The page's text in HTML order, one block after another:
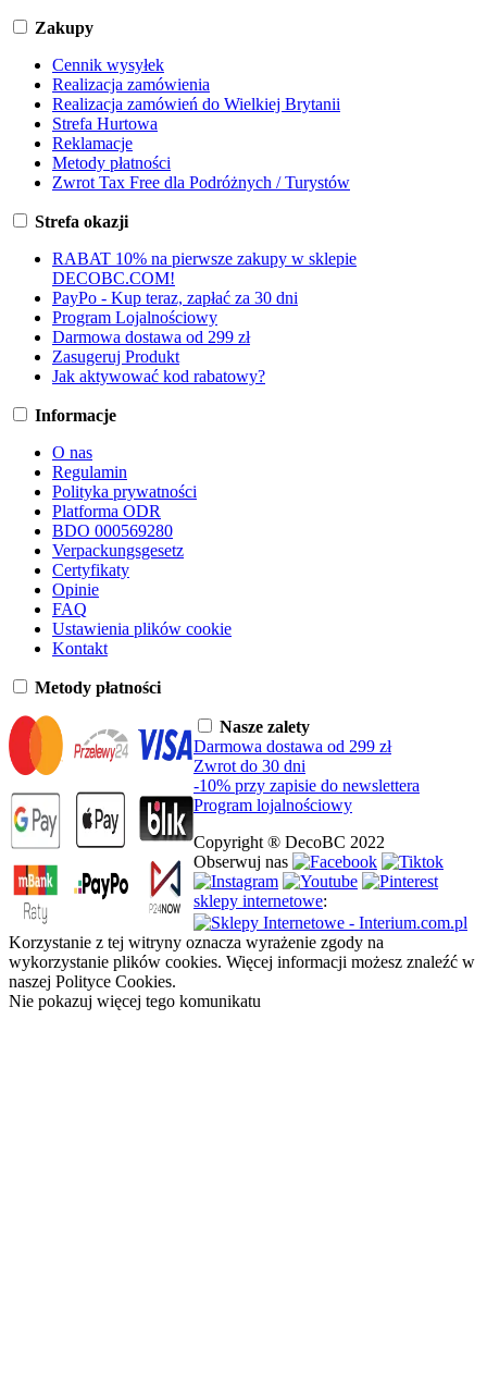
Zakupy
Cennik wysyłek
Realizacja zamówienia
Realizacja zamówień do Wielkiej Brytanii
Strefa Hurtowa
Reklamacje
Metody płatności
Zwrot Tax Free dla Podróżnych / Turystów
Strefa okazji
RABAT 10% na pierwsze zakupy w sklepie
DECOBC.COM!
PayPo - Kup teraz, zapłać za 30 dni
Program Lojalnościowy
Darmowa dostawa od 299 zł
Zasugeruj Produkt
Jak aktywować kod rabatowy?
Informacje
O nas
Regulamin
Polityka prywatności
Platforma ODR
BDO 000569280
Verpackungsgesetz
Certyfikaty
Opinie
FAQ
Ustawienia plików cookie
Kontakt
Metody płatności
Nasze zalety
Darmowa dostawa od 299 zł
Zwrot do 30 dni
-10% przy zapisie do newslettera
Program lojalnościowy
Copyright ® DecoBC 2022
Obserwuj nas
sklepy internetowe:
Korzystanie z tej witryny oznacza wyrażenie zgody na
wykorzystanie plików cookies. Więcej informacji możesz znaleźć w
naszej Polityce Cookies.
Nie pokazuj więcej tego komunikatu